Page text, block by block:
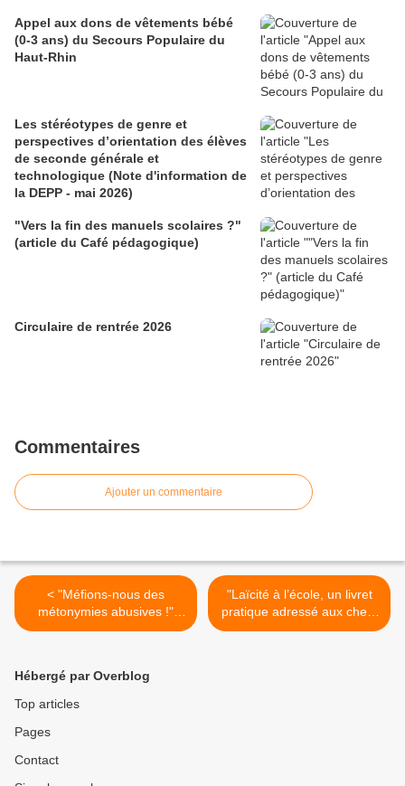
Appel aux dons de vêtements bébé
(0-3 ans) du Secours Populaire du
Haut-Rhin
Les stéréotypes de genre et
perspectives d’orientation des élèves
de seconde générale et
technologique (Note d'information de
la DEPP - mai 2026)
"Vers la fin des manuels scolaires ?"
(article du Café pédagogique)
Circulaire de rentrée 2026
Commentaires
Ajouter un commentaire
< "Méfions-nous des
métonymies abusives !"
(article publié sur son blog
"Laïcité à l’école, un livret
pratique adressé aux chefs
d’établissement" (la-
Hébergé par Overblog
Top articles
Pages
Contact